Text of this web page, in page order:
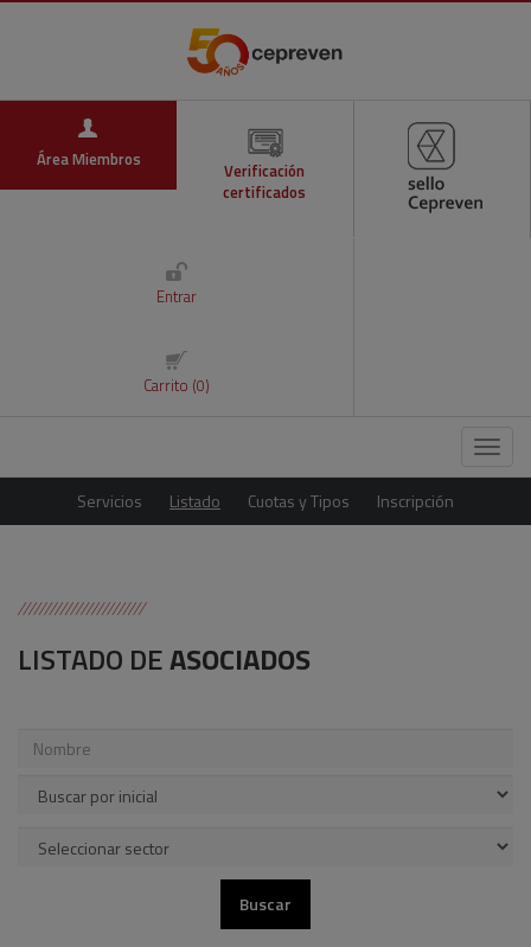
Área Miembros
Verificación
certificados
Entrar
Carrito (0)
Menú
Servicios Listado Cuotas y Tipos Inscripción
LISTADO DEASOCIADOS